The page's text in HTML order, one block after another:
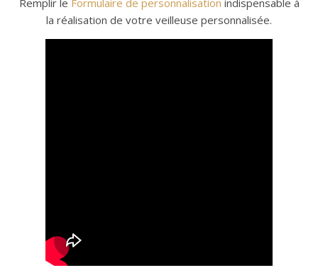
Remplir le Formulaire de personnalisation indispensable à
la réalisation de votre veilleuse personnalisée.